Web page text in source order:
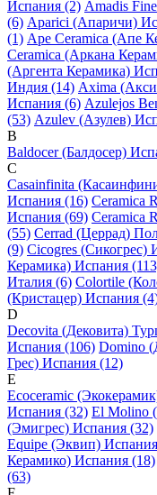
Испания (2) Amadis
(6) Aparici (Апаричи)
(1) Ape Ceramica (Апе
Ceramica (Аркана
(Аргента Керамика)
Индия (14) Axima
Испания (6) Azulejos
(53) Azulev (Азулев)
B
Baldocer (Балдосер)
C
Casainfinita
Испания (16) Ceramica
Испания (69) Ceramica
(55) Cerrad (Церрад)
(9) Cicogres (Сикогрес)
Керамика) Испания
Италия (6) Colortile
(Кристацер) Испания
D
Decovita (Дековита)
Испания (106) Domino
Грес) Испания (12)
E
Ecoceramic
Испания (32) El Molino
(Эмигрес) Испания (32)
Equipe (Эквип)
Керамико) Испания (18)
(63)